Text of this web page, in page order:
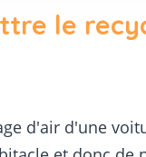
le
d'air d'une